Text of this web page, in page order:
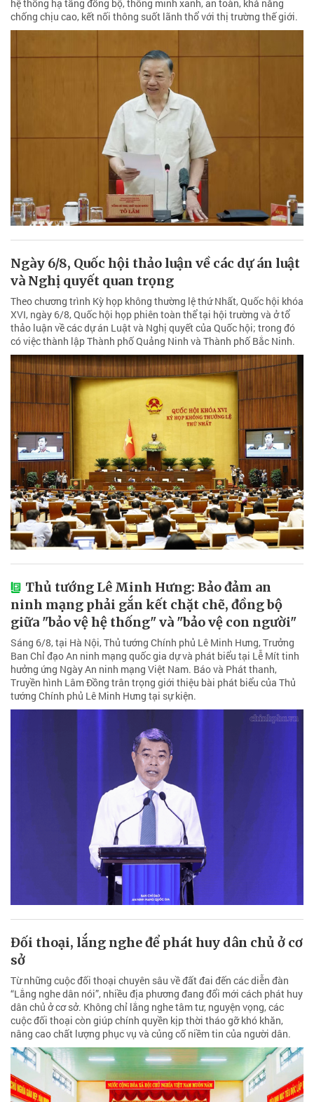
hệ thống hạ tầng đồng bộ, thông minh xanh, an toàn, khả năng
chống chịu cao, kết nối thông suốt lãnh thổ với thị trường thế giới.
Ngày 6/8, Quốc hội thảo luận về các dự án luật
và Nghị quyết quan trọng
Theo chương trình Kỳ họp không thường lệ thứ Nhất, Quốc hội khóa
XVI, ngày 6/8, Quốc hội họp phiên toàn thể tại hội trường và ở tổ
thảo luận về các dự án Luật và Nghị quyết của Quốc hội; trong đó
có việc thành lập Thành phố Quảng Ninh và Thành phố Bắc Ninh.
Thủ tướng Lê Minh Hưng: Bảo đảm an
ninh mạng phải gắn kết chặt chẽ, đồng bộ
giữa "bảo vệ hệ thống" và "bảo vệ con người"
Sáng 6/8, tại Hà Nội, Thủ tướng Chính phủ Lê Minh Hưng, Trưởng
Ban Chỉ đạo An ninh mạng quốc gia dự và phát biểu tại Lễ Mít tinh
hưởng ứng Ngày An ninh mạng Việt Nam. Báo và Phát thanh,
Truyền hình Lâm Đồng trân trọng giới thiệu bài phát biểu của Thủ
tướng Chính phủ Lê Minh Hưng tại sự kiện.
Đối thoại, lắng nghe để phát huy dân chủ ở cơ
sở
Từ những cuộc đối thoại chuyên sâu về đất đai đến các diễn đàn
“Lắng nghe dân nói”, nhiều địa phương đang đổi mới cách phát huy
dân chủ ở cơ sở. Không chỉ lắng nghe tâm tư, nguyện vọng, các
cuộc đối thoại còn giúp chính quyền kịp thời tháo gỡ khó khăn,
nâng cao chất lượng phục vụ và củng cố niềm tin của người dân.